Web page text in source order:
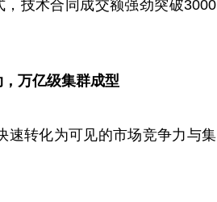
技术合同成交额强劲突破3000
万亿级集群成型
速转化为可见的市场竞争力与集